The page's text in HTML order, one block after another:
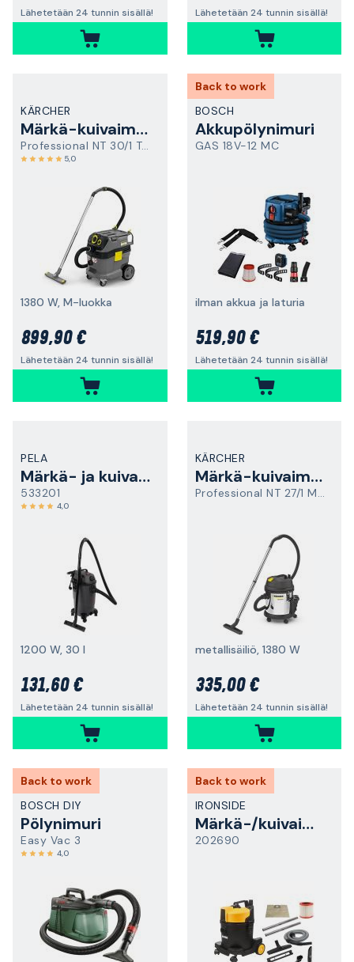
Lähetetään 24 tunnin sisällä! Lähetetään 24 tunnin sisällä!
KÄRCHER
Märkä-kuivaimuri
Professional NT 30/1 Tact Te M
5,0
1380 W, M-luokka
899,90 €
Lähetetään 24 tunnin sisällä!
Back to work
BOSCH
Akkupölynimuri
GAS 18V-12 MC
ilman akkua ja laturia
519,90 €
Lähetetään 24 tunnin sisällä!
PELA
Märkä- ja kuivaimuri
533201
4,0
1200 W, 30 l
131,60 €
Lähetetään 24 tunnin sisällä!
KÄRCHER
Märkä-kuivaimuri
Professional NT 27/1 Me Advanced
metallisäiliö, 1380 W
335,00 €
Lähetetään 24 tunnin sisällä!
Back to work
BOSCH DIY
Pölynimuri
Easy Vac 3
4,0
Back to work
IRONSIDE
Märkä-/kuivaimuri
202690